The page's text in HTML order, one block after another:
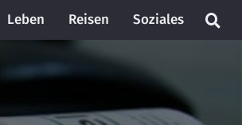
Leben Reisen Soziales